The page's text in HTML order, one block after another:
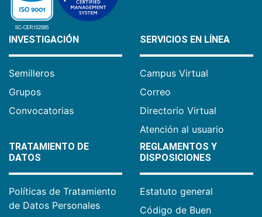
INVESTIGACIÓN
Semilleros
Grupos
Convocatorias
SERVICIOS EN LÍNEA
Campus Virtual
Correo
Directorio Virtual
Atención al usuario
TRATAMIENTO DE
DATOS
Políticas de Tratamiento
de Datos Personales
REGLAMENTOS Y
DISPOSICIONES
Estatuto general
Código de Buen